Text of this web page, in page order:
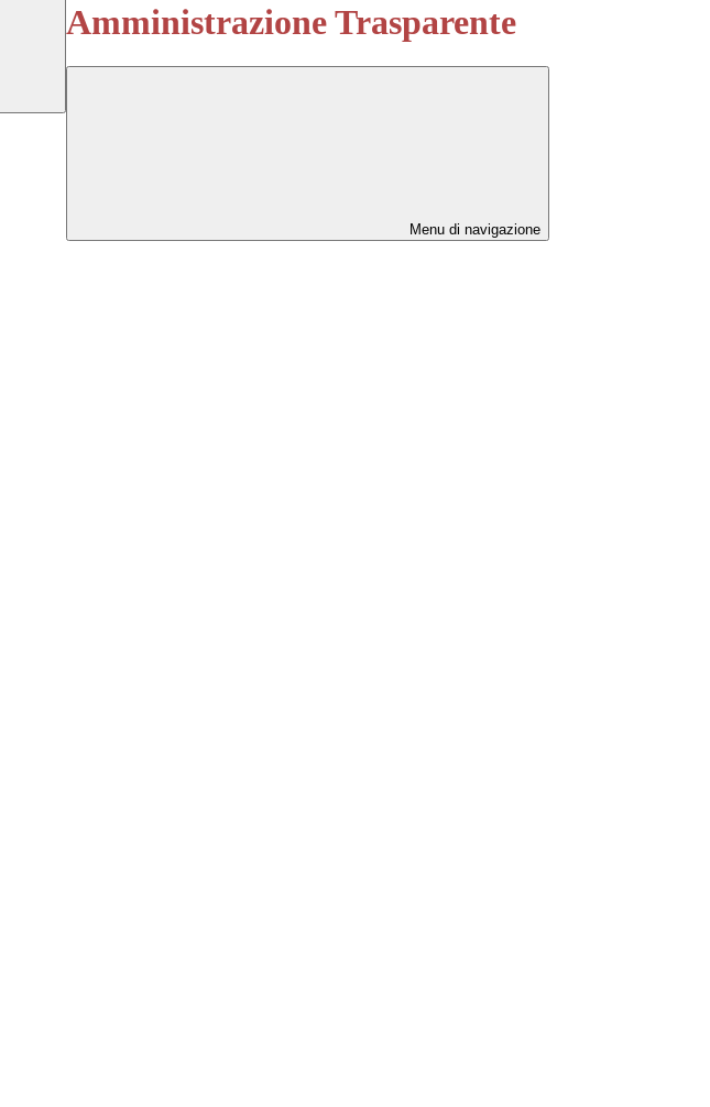
Amministrazione Trasparente
Menu di navigazione